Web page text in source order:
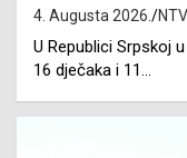
4. Augusta 2026.
U Republici Srpskoj
16 dječaka i 11…